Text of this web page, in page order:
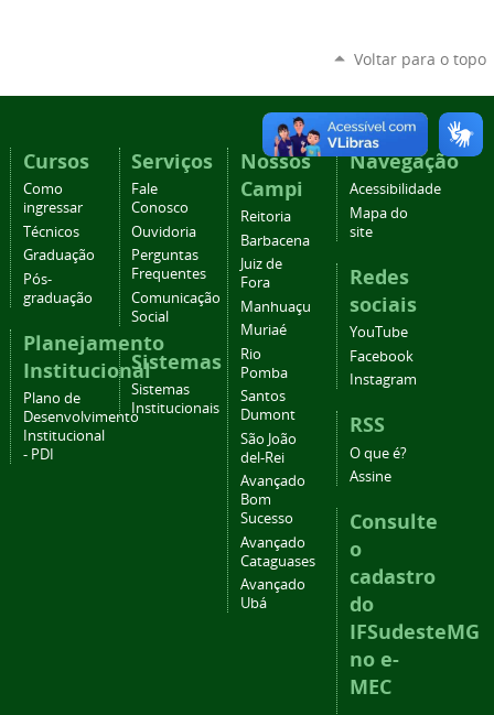
Voltar para o topo
Cursos
Como
ingressar
Técnicos
Graduação
Pós-
graduação
Planejamento
Institucional
Plano de
Desenvolvimento
Institucional
- PDI
Serviços
Fale
Conosco
Ouvidoria
Perguntas
Frequentes
Comunicação
Social
Sistemas
Sistemas
Institucionais
Nossos
Campi
Reitoria
Barbacena
Juiz de
Fora
Manhuaçu
Muriaé
Rio
Pomba
Santos
Dumont
São João
del-Rei
Avançado
Bom
Sucesso
Avançado
Cataguases
Avançado
Ubá
Navegação
Acessibilidade
Mapa do
site
Redes
sociais
YouTube
Facebook
Instagram
RSS
O que é?
Assine
Consulte
o
cadastro
do
IFSudesteMG
no e-
MEC